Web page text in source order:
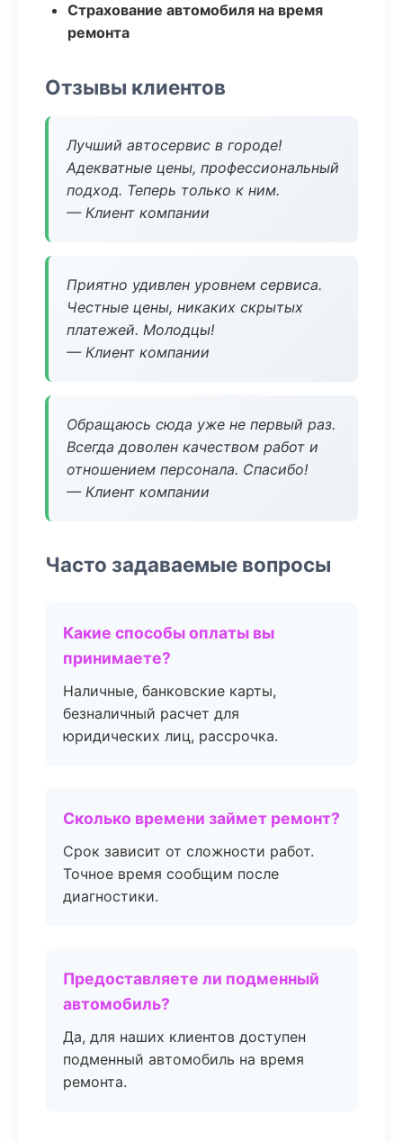
Страхование автомобиля на время
ремонта
Отзывы клиентов
Лучший автосервис в городе!
Адекватные цены, профессиональный
подход. Теперь только к ним.
— Клиент компании
Приятно удивлен уровнем сервиса.
Честные цены, никаких скрытых
платежей. Молодцы!
— Клиент компании
Обращаюсь сюда уже не первый раз.
Всегда доволен качеством работ и
отношением персонала. Спасибо!
— Клиент компании
Часто задаваемые вопросы
Какие способы оплаты вы
принимаете?
Наличные, банковские карты,
безналичный расчет для
юридических лиц, рассрочка.
Сколько времени займет ремонт?
Срок зависит от сложности работ.
Точное время сообщим после
диагностики.
Предоставляете ли подменный
автомобиль?
Да, для наших клиентов доступен
подменный автомобиль на время
ремонта.